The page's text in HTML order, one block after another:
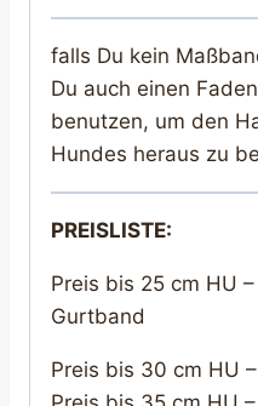
falls Du kein
Du auch einen
benutzen, um den
Hundes heraus zu
PREISLISTE:
Preis bis 25 cm HU
Gurtband
Preis bis 30 cm HU